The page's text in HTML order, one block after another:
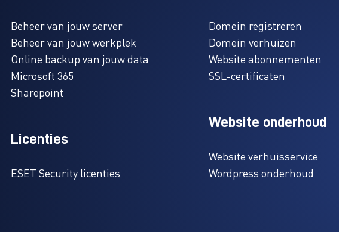
Beheer van jouw server
Beheer van jouw werkplek
Online backup van jouw data
Microsoft 365
Sharepoint
Licenties
ESET Security licenties
Domein registreren
Domein verhuizen
Website abonnementen
SSL-certificaten
Website onderhoud
Website verhuisservice
Wordpress onderhoud